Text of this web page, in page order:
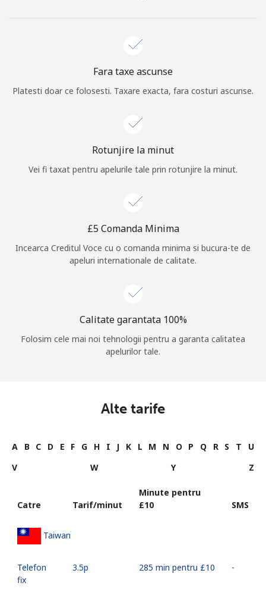
Buna!
Recuperare parola →
Log in
sau
Fara taxe ascunse
Platesti doar ce folosesti. Taxare exacta, fara costuri ascunse.
Rotunjire la minut
Vei fi taxat pentru apelurile tale prin rotunjire la minut.
⁦£5⁩ Comanda Minima
Incearca Creditul Voce cu o comanda minima si bucura-te de
apeluri internationale de calitate.
Calitate garantata 100%
Folosim cele mai noi tehnologii pentru a garanta calitatea
apelurilor tale.
Alte tarife
A B C D E F G H I J K L M N O P Q R S T
U
V
W Y Z
Catre Tarif/minut
Minute pentru
⁦£10⁩
SMS
Taiwan
Telefon
fix
⁦3.5p⁩ 285 min pentru ⁦£10⁩ -